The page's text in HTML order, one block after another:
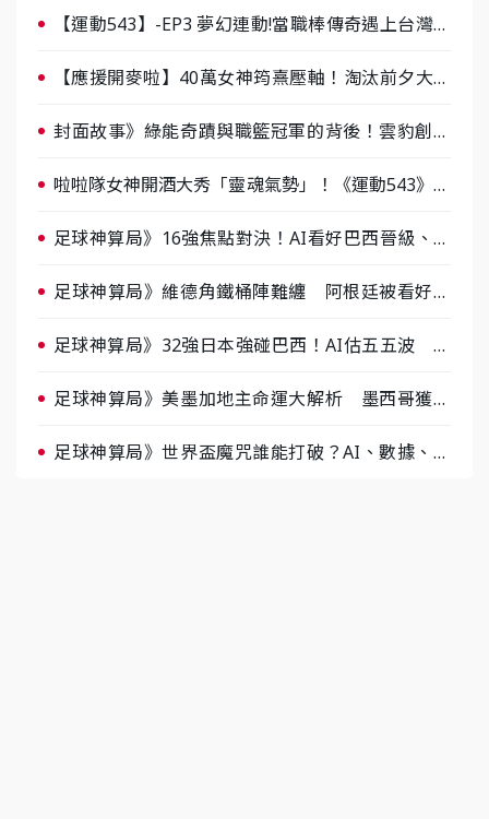
【運動543】-EP3 夢幻連動!當職棒傳奇遇上台灣女
【應援開麥啦】40萬女神筠熹壓軸！淘汰前夕大混
封面故事》綠能奇蹟與職籃冠軍的背後！雲豹創辦
啦啦隊女神開酒大秀「靈魂氣勢」！《運動543》微
足球神算局》16強焦點對決！AI看好巴西晉級、數
足球神算局》維德角鐵桶陣難纏 阿根廷被看好下
足球神算局》32強日本強碰巴西！AI估五五波 牛
足球神算局》美墨加地主命運大解析 墨西哥獲數
足球神算局》世界盃魔咒誰能打破？AI、數據、塔